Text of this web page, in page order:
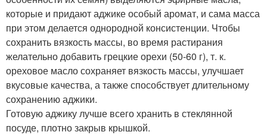
которые и придают аджике особый аромат, и сама масса
при этом делается однородной консистенции. Чтобы
сохранить вязкость массы, во время растирания
желательно добавить грецкие орехи (50-60 г), т. к.
ореховое масло сохраняет вязкость массы, улучшает
вкусовые качества, а также способствует длительному
сохранению аджики.
Готовую аджику лучше всего хранить в стеклянной
посуде, плотно закрыв крышкой.